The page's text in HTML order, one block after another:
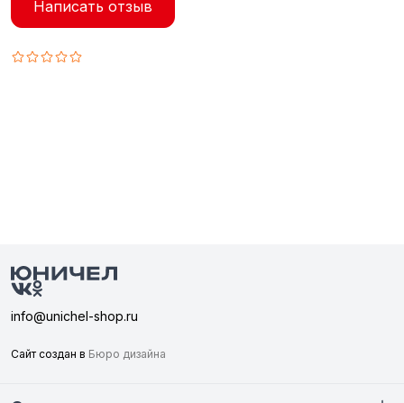
Написать отзыв
info@unichel-shop.ru
Сайт создан в Бюро дизайна